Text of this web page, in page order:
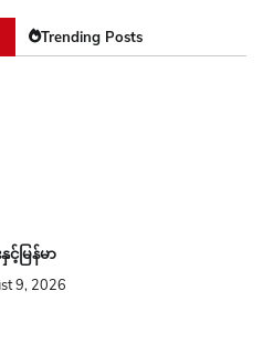
Trending Posts
င့်မြန်မာ
9, 2026